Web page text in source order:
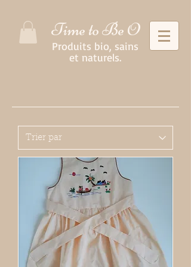
Time to Be O
Produits bio, sains
et naturels.